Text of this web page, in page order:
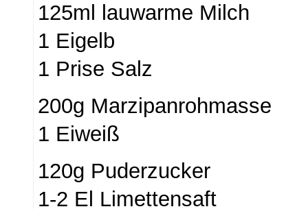
125ml lauwarme Milch
1 Eigelb
1 Prise Salz
200g Marzipanrohmasse
1 Eiweiß
120g Puderzucker
1-2 El Limettensaft